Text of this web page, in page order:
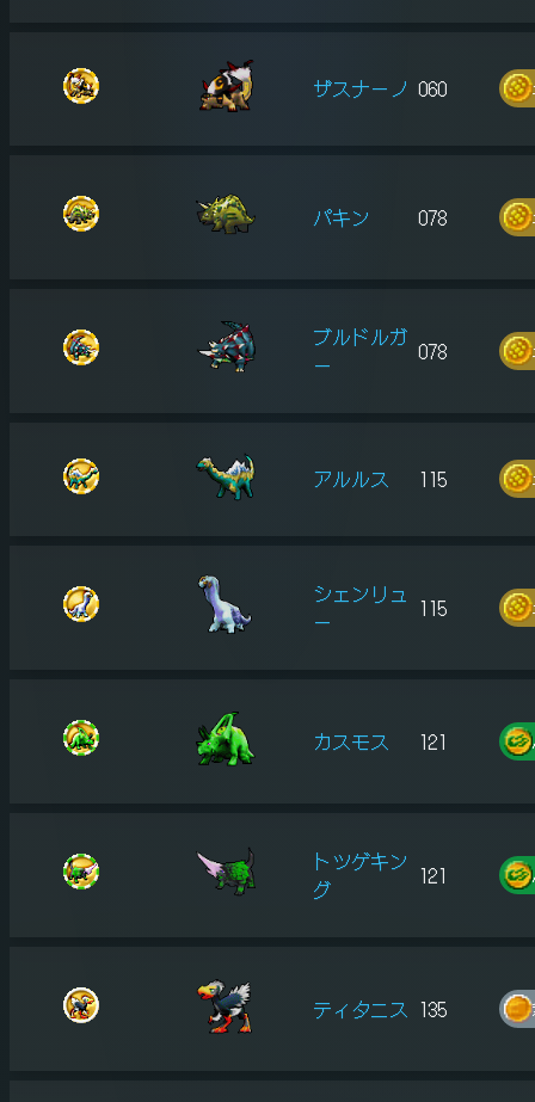
ザスナーノ 060
パキン 078
ブルドルガ
ー
078
アルルス 115
シェンリュ
ー
115
カスモス 121
トツゲキン
グ
121
ティタニス 135